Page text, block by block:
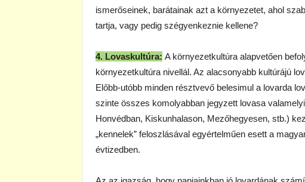
ismerőseinek, barátainak azt a környezetet, ahol
tartja, vagy pedig szégyenkeznie kellene?
4. Lovaskultúra: A környezetkultúra alapvetően
környezetkultúra nivellál. Az alacsonyabb kultúrájú
Előbb-utóbb minden résztvevő belesimul a lovarda
szinte összes komolyabban jegyzett lovasa
Honvédban, Kiskunhalason, Mezőhegyesen, stb.)
„kennelek” feloszlásával egyértelműen esett a
évtizedben.